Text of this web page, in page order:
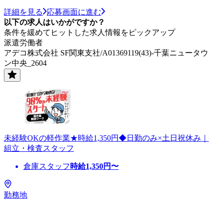
詳細を見る
応募画面に進む
以下の求人はいかがですか？
条件を緩めてヒットした求人情報をピックアップ
派遣労働者
アデコ株式会社 SF関東支社/A01369119(43)-千葉ニュータウ
ン中央_2604
未経験OKの軽作業★時給1,350円◆日勤のみ×土日祝休み｜
組立・検査スタッフ
倉庫スタッフ 時給1,350円〜
勤務地